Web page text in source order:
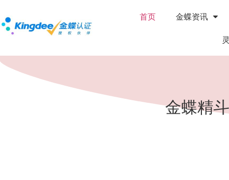
首页 金蝶资讯
金蝶精